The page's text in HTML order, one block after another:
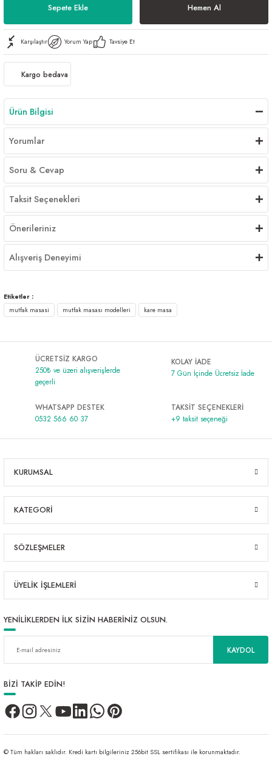
Sepete Ekle Hemen Al
Karşılaştır Yorum Yap Tavsiye Et
Kargo bedava
Ürün Bilgisi
Yorumlar
Soru & Cevap
Taksit Seçenekleri
Önerileriniz
Alışveriş Deneyimi
Etiketler :
mutfak masasi
mutfak masası modelleri kare masa
ÜCRETSİZ KARGO
250₺ ve üzeri alışverişlerde
geçerli
KOLAY İADE
7 Gün İçinde Ücretsiz İade
WHATSAPP DESTEK
0532 566 60 37
TAKSİT SEÇENEKLERİ
+9 taksit seçeneği
KURUMSAL
KATEGORİ
SÖZLEŞMELER
ÜYELİK İŞLEMLERİ
YENİLİKLERDEN İLK SİZİN HABERİNİZ OLSUN.
KAYDOL
BİZİ TAKİP EDİN!
© Tüm hakları saklıdır. Kredi kartı bilgileriniz 256bit SSL sertifikası ile korunmaktadır.